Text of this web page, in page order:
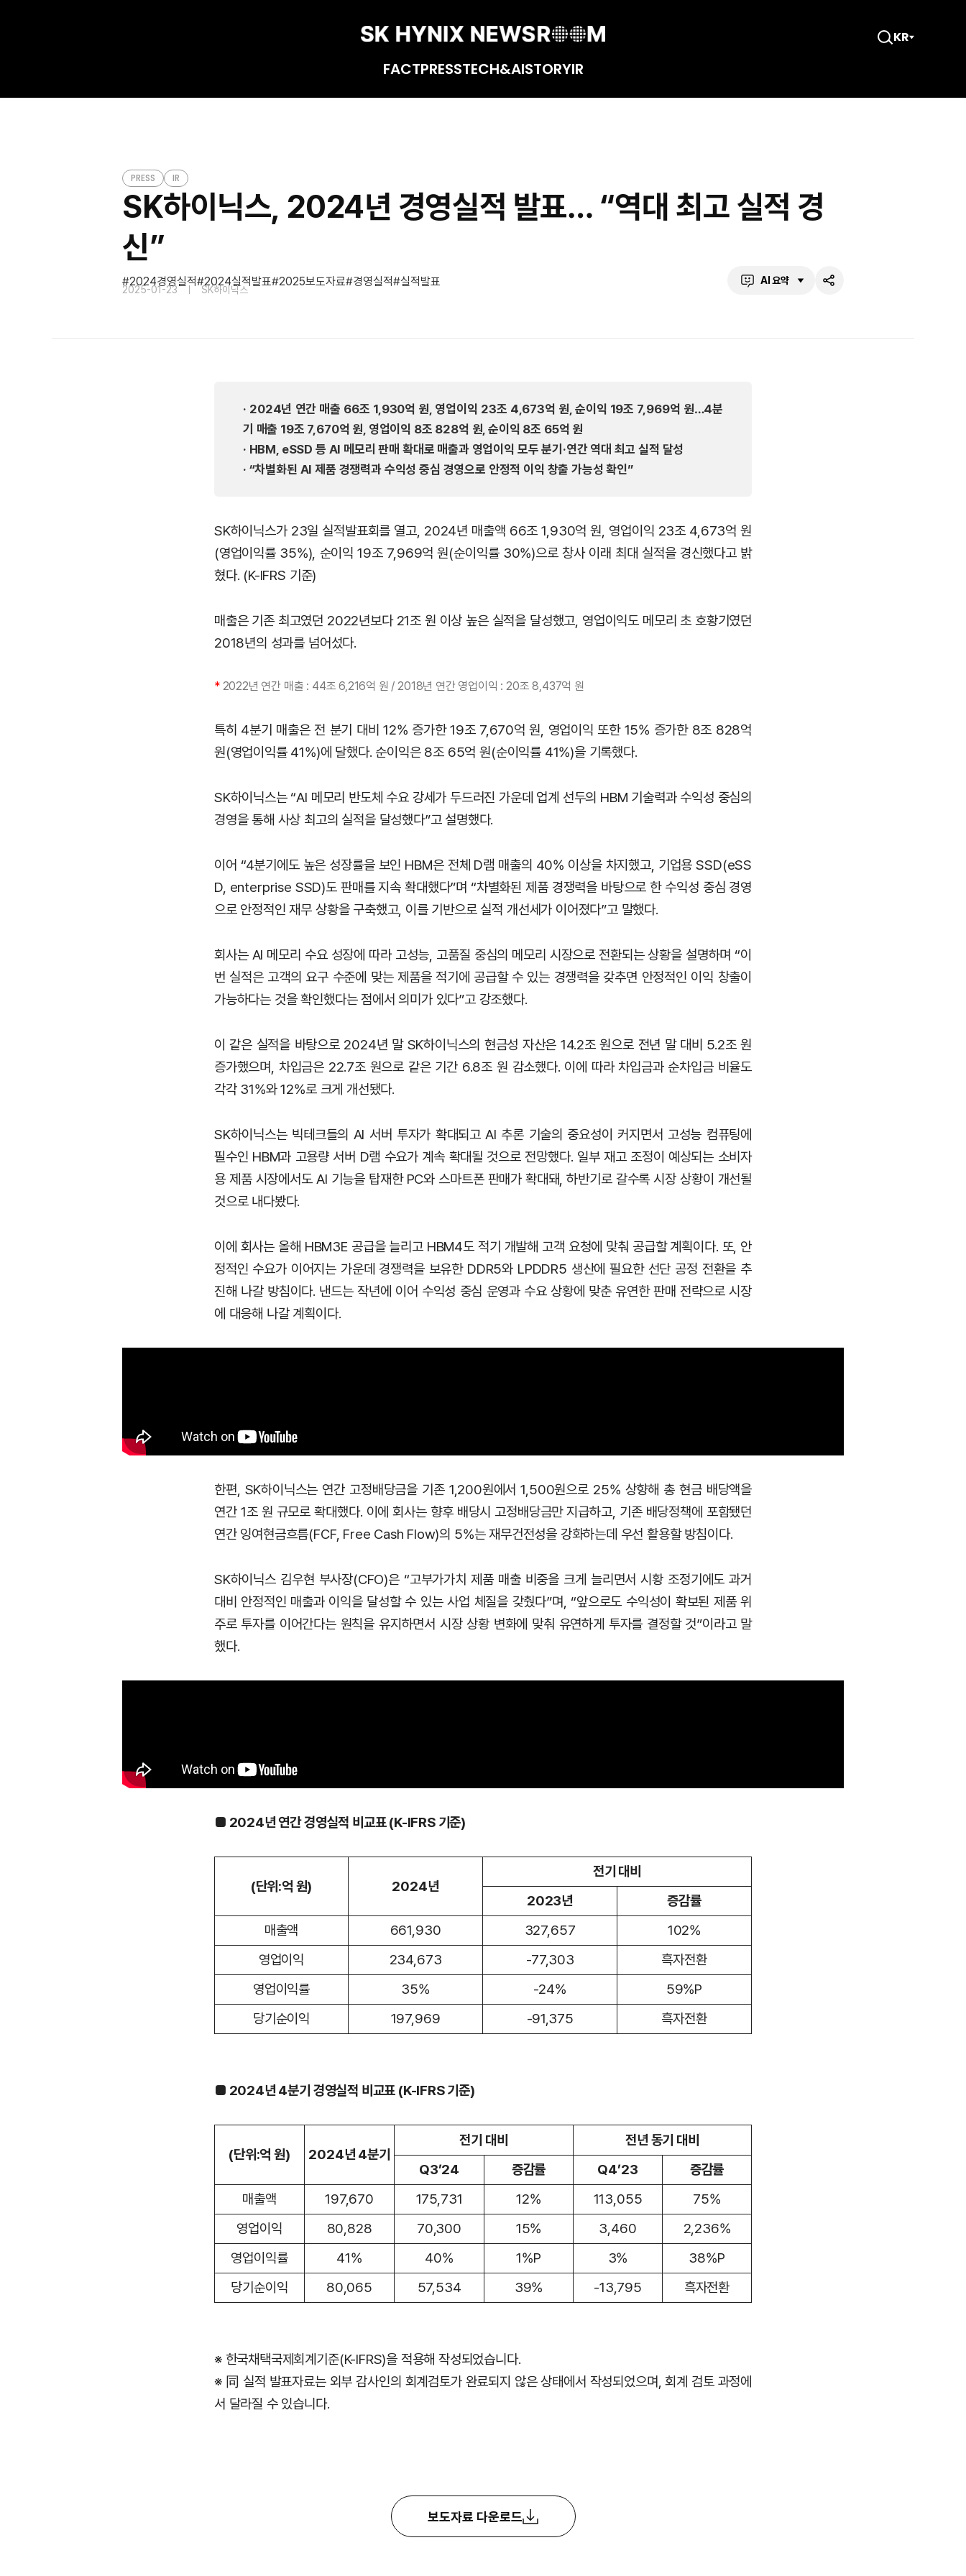
FACTPRESSTECH&AISTORYIR
검
열
KR
PRESS IR
SK하이닉스, 2024년 경영실적 발표… “역대 최고 실적 경
신”
2024경영실적 2024실적발표 2025보도자료 경영실적 실적발표
2025-01-23 SK하이닉스
AI 요약
공
· 2024년 연간 매출 66조 1,930억 원, 영업이익 23조 4,673억 원, 순이익 19조 7,969억 원…4분
기 매출 19조 7,670억 원, 영업이익 8조 828억 원, 순이익 8조 65억 원
· HBM, eSSD 등 AI 메모리 판매 확대로 매출과 영업이익 모두 분기·연간 역대 최고 실적 달성
· “차별화된 AI 제품 경쟁력과 수익성 중심 경영으로 안정적 이익 창출 가능성 확인”
SK하이닉스가 23일 실적발표회를 열고, 2024년 매출액 66조 1,930억 원, 영업이익 23조 4,673억 원
(영업이익률 35%), 순이익 19조 7,969억 원(순이익률 30%)으로 창사 이래 최대 실적을 경신했다고 밝
혔다. (K-IFRS 기준)
매출은 기존 최고였던 2022년보다 21조 원 이상 높은 실적을 달성했고, 영업이익도 메모리 초 호황기였던
2018년의 성과를 넘어섰다.
*2022년 연간 매출 : 44조 6,216억 원 / 2018년 연간 영업이익 : 20조 8,437억 원
특히 4분기 매출은 전 분기 대비 12% 증가한 19조 7,670억 원, 영업이익 또한 15% 증가한 8조 828억
원(영업이익률 41%)에 달했다. 순이익은 8조 65억 원(순이익률 41%)을 기록했다.
SK하이닉스는 “AI 메모리 반도체 수요 강세가 두드러진 가운데 업계 선두의 HBM 기술력과 수익성 중심의
경영을 통해 사상 최고의 실적을 달성했다”고 설명했다.
이어 “4분기에도 높은 성장률을 보인 HBM은 전체 D램 매출의 40% 이상을 차지했고, 기업용 SSD(eSS
D, enterprise SSD)도 판매를 지속 확대했다”며 “차별화된 제품 경쟁력을 바탕으로 한 수익성 중심 경영
으로 안정적인 재무 상황을 구축했고, 이를 기반으로 실적 개선세가 이어졌다”고 말했다.
회사는 AI 메모리 수요 성장에 따라 고성능, 고품질 중심의 메모리 시장으로 전환되는 상황을 설명하며 “이
번 실적은 고객의 요구 수준에 맞는 제품을 적기에 공급할 수 있는 경쟁력을 갖추면 안정적인 이익 창출이
가능하다는 것을 확인했다는 점에서 의미가 있다”고 강조했다.
이 같은 실적을 바탕으로 2024년 말 SK하이닉스의 현금성 자산은 14.2조 원으로 전년 말 대비 5.2조 원
증가했으며, 차입금은 22.7조 원으로 같은 기간 6.8조 원 감소했다. 이에 따라 차입금과 순차입금 비율도
각각 31%와 12%로 크게 개선됐다.
SK하이닉스는 빅테크들의 AI 서버 투자가 확대되고 AI 추론 기술의 중요성이 커지면서 고성능 컴퓨팅에
필수인 HBM과 고용량 서버 D램 수요가 계속 확대될 것으로 전망했다. 일부 재고 조정이 예상되는 소비자
용 제품 시장에서도 AI 기능을 탑재한 PC와 스마트폰 판매가 확대돼, 하반기로 갈수록 시장 상황이 개선될
것으로 내다봤다.
이에 회사는 올해 HBM3E 공급을 늘리고 HBM4도 적기 개발해 고객 요청에 맞춰 공급할 계획이다. 또, 안
정적인 수요가 이어지는 가운데 경쟁력을 보유한 DDR5와 LPDDR5 생산에 필요한 선단 공정 전환을 추
진해 나갈 방침이다. 낸드는 작년에 이어 수익성 중심 운영과 수요 상황에 맞춘 유연한 판매 전략으로 시장
에 대응해 나갈 계획이다.
한편, SK하이닉스는 연간 고정배당금을 기존 1,200원에서 1,500원으로 25% 상향해 총 현금 배당액을
연간 1조 원 규모로 확대했다. 이에 회사는 향후 배당시 고정배당금만 지급하고, 기존 배당정책에 포함됐던
연간 잉여현금흐름(FCF, Free Cash Flow)의 5%는 재무건전성을 강화하는데 우선 활용할 방침이다.
SK하이닉스 김우현 부사장(CFO)은 “고부가가치 제품 매출 비중을 크게 늘리면서 시황 조정기에도 과거
대비 안정적인 매출과 이익을 달성할 수 있는 사업 체질을 갖췄다”며, “앞으로도 수익성이 확보된 제품 위
주로 투자를 이어간다는 원칙을 유지하면서 시장 상황 변화에 맞춰 유연하게 투자를 결정할 것”이라고 말
했다.
■ 2024년 연간 경영실적 비교표 (K-IFRS 기준)
(단위:억 원) 2024년
전기 대비
2023년
증감률
매출액
661,930 327,657
102%
영업이익
234,673 -77,303
흑자전환
영업이익률
35% -24%
59%P
당기순이익
197,969 -91,375 흑자전환
■ 2024년 4분기 경영실적 비교표 (K-IFRS 기준)
(단위:억 원) 2024년 4분기
전기 대비
전년 동기 대비
Q3’24
증감률 Q4’23
증감률
매출액
197,670 175,731 12% 113,055
75%
영업이익
80,828 70,300 15% 3,460
2,236%
영업이익률
41% 40% 1%P 3%
38%P
당기순이익
80,065 57,534 39% -13,795 흑자전환
※ 한국채택국제회계기준(K-IFRS)을 적용해 작성되었습니다.
※ 同 실적 발표자료는 외부 감사인의 회계검토가 완료되지 않은 상태에서 작성되었으며, 회계 검토 과정에
서 달라질 수 있습니다.
보도자료 다운로드